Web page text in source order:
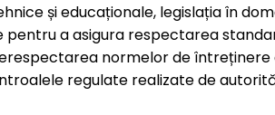
și educaționale, legislația în
a asigura respectarea
normelor de întreținere
regulate realizate de